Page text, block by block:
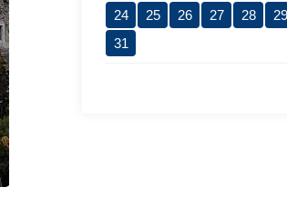
24
25 26 27 28 29
31